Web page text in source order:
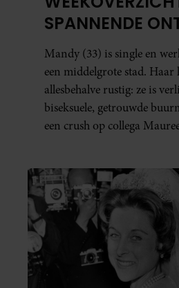
SPANNENDE
EN JUDITHS
RELATIETEST
Mandy (33) is single en
een middelgrote stad. Haar
allesbehalve rustig: ze is
biseksuele, getrouwde
een crush op collega
lees je in het kort wat er de
allemaal in haar leven